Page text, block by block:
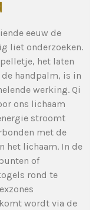
eeuw de
liet onderzoeken.
het laten
handpalm, is in
werking. Qi
ons lichaam
stroomt
met de
het lichaam. In de
of
rond te
wordt via de